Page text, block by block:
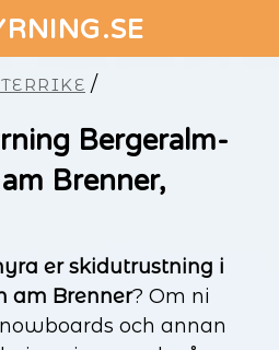
/
Bergeralm-
Brenner,
er skidutrustning i
am Brenner? Om ni
och annan